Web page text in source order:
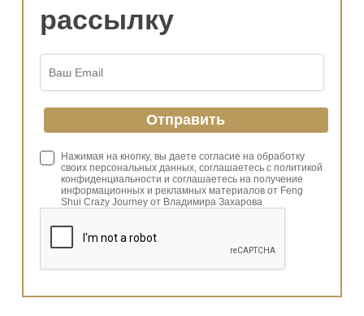
рассылку
Нажимая на кнопку, вы даете согласие на обработку
своих персональных данных, соглашаетесь с политикой
конфиденциальности и соглашаетесь на получение
информационных и рекламных материалов от Feng
Shui Crazy Journey от Владимира Захарова